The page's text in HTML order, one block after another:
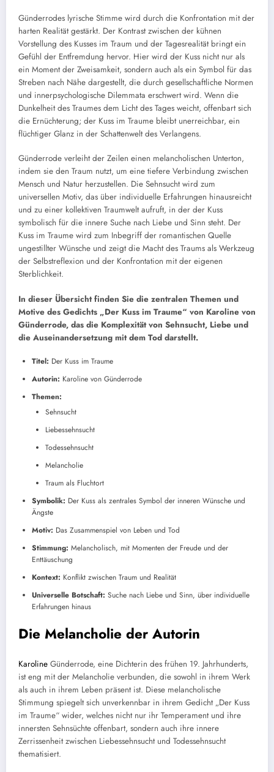
Günderrodes lyrische Stimme wird durch die Konfrontation mit der
harten Realität gestärkt. Der Kontrast zwischen der kühnen
Vorstellung des Kusses im Traum und der Tagesrealität bringt ein
Gefühl der Entfremdung hervor. Hier wird der Kuss nicht nur als
ein Moment der Zweisamkeit, sondern auch als ein Symbol für das
Streben nach Nähe dargestellt, die durch gesellschaftliche Normen
und innerpsychologische Dilemmata erschwert wird. Wenn die
Dunkelheit des Traumes dem Licht des Tages weicht, offenbart sich
die Ernüchterung; der Kuss im Traume bleibt unerreichbar, ein
flüchtiger Glanz in der Schattenwelt des Verlangens.
Günderrode verleiht der Zeilen einen melancholischen Unterton,
indem sie den Traum nutzt, um eine tiefere Verbindung zwischen
Mensch und Natur herzustellen. Die Sehnsucht wird zum
universellen Motiv, das über individuelle Erfahrungen hinausreicht
und zu einer kollektiven Traumwelt aufruft, in der der Kuss
symbolisch für die innere Suche nach Liebe und Sinn steht. Der
Kuss im Traume wird zum Inbegriff der romantischen Quelle
ungestillter Wünsche und zeigt die Macht des Traums als Werkzeug
der Selbstreflexion und der Konfrontation mit der eigenen
Sterblichkeit.
In dieser Übersicht finden Sie die zentralen Themen und
Motive des Gedichts „Der Kuss im Traume“ von Karoline von
Günderrode, das die Komplexität von Sehnsucht, Liebe und
die Auseinandersetzung mit dem Tod darstellt.
Titel: Der Kuss im Traume
Autorin: Karoline von Günderrode
Themen:
Sehnsucht
Liebessehnsucht
Todessehnsucht
Melancholie
Traum als Fluchtort
Symbolik: Der Kuss als zentrales Symbol der inneren Wünsche und
Ängste
Motiv: Das Zusammenspiel von Leben und Tod
Stimmung: Melancholisch, mit Momenten der Freude und der
Enttäuschung
Kontext: Konflikt zwischen Traum und Realität
Universelle Botschaft: Suche nach Liebe und Sinn, über individuelle
Erfahrungen hinaus
Die Melancholie der Autorin
Karoline Günderrode, eine Dichterin des frühen 19. Jahrhunderts,
ist eng mit der Melancholie verbunden, die sowohl in ihrem Werk
als auch in ihrem Leben präsent ist. Diese melancholische
Stimmung spiegelt sich unverkennbar in ihrem Gedicht „Der Kuss
im Traume“ wider, welches nicht nur ihr Temperament und ihre
innersten Sehnsüchte offenbart, sondern auch ihre innere
Zerrissenheit zwischen Liebessehnsucht und Todessehnsucht
thematisiert.